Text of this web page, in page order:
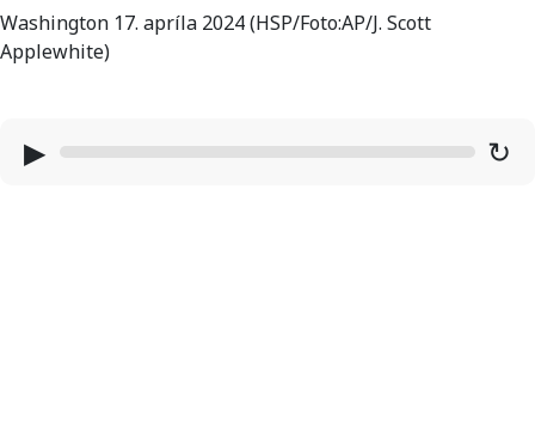
Washington 17. apríla 2024 (HSP/Foto:AP/J. Scott
Applewhite)
▶ ↻